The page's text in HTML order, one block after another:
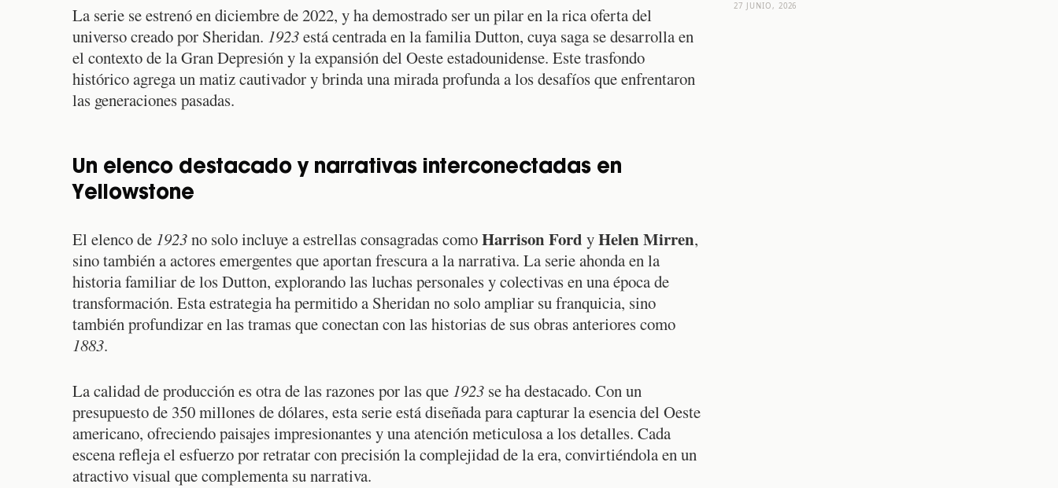
La serie se estrenó en diciembre de 2022, y ha demostrado ser un pilar en la rica oferta del
universo creado por Sheridan. 1923está centrada en la familia Dutton, cuya saga se desarrolla en
el contexto de la Gran Depresión y la expansión del Oeste estadounidense. Este trasfondo
histórico agrega un matiz cautivador y brinda una mirada profunda a los desafíos que enfrentaron
las generaciones pasadas.
Un elenco destacado y narrativas interconectadas en
Yellowstone
El elenco de 1923no solo incluye a estrellas consagradas comoHarrison Ford yHelen Mirren,
sino también a actores emergentes que aportan frescura a la narrativa. La serie ahonda en la
historia familiar de los Dutton, explorando las luchas personales y colectivas en una época de
transformación. Esta estrategia ha permitido a Sheridan no solo ampliar su franquicia, sino
también profundizar en las tramas que conectan con las historias de sus obras anteriores como
1883.
La calidad de producción es otra de las razones por las que 1923 se ha destacado. Con un
presupuesto de 350 millones de dólares, esta serie está diseñada para capturar la esencia del Oeste
americano, ofreciendo paisajes impresionantes y una atención meticulosa a los detalles. Cada
escena refleja el esfuerzo por retratar con precisión la complejidad de la era, convirtiéndola en un
atractivo visual que complementa su narrativa.
27 JUNIO, 2026